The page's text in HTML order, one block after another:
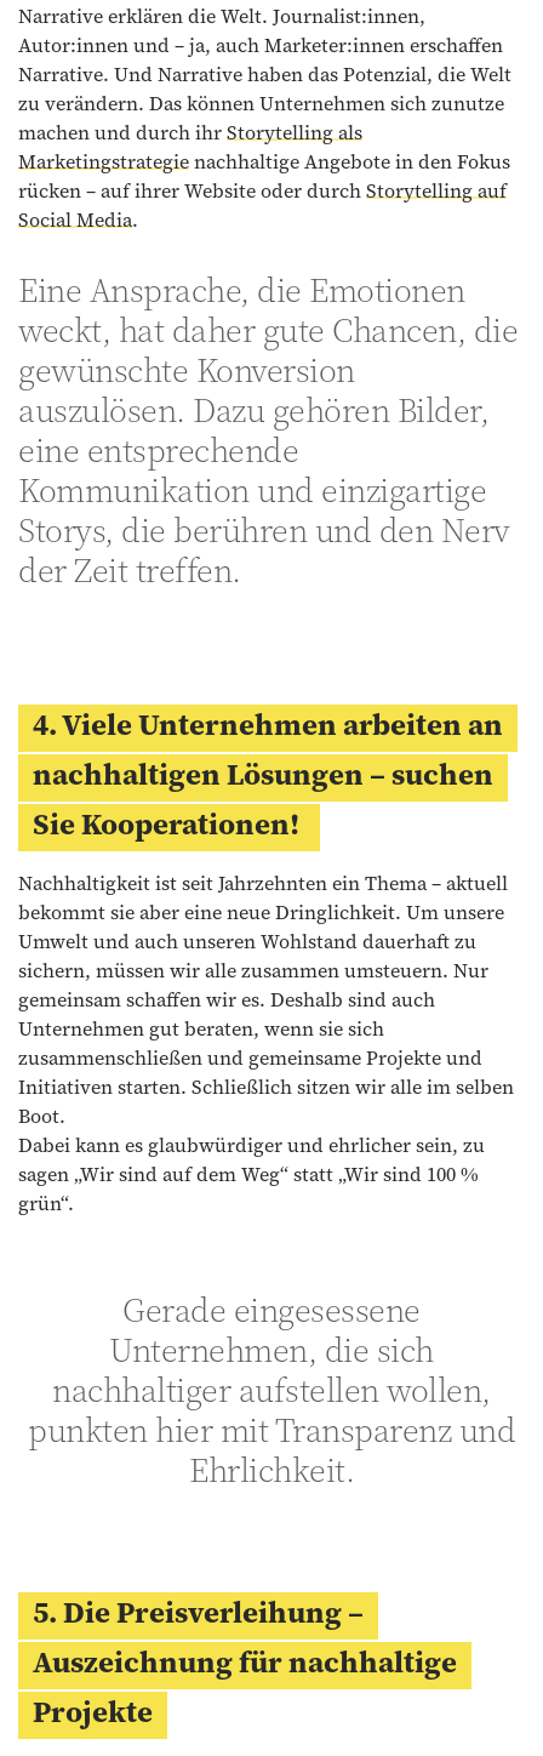
Narrative erklären die Welt. Journalist:innen,
Autor:innen und – ja, auch Marketer:innen erschaffen
Narrative. Und Narrative haben das Potenzial, die Welt
zu verändern. Das können Unternehmen sich zunutze
machen und durch ihrStorytelling als
Marketingstrategienachhaltige Angebote in den Fokus
rücken – auf ihrer Website oder durchStorytelling auf
Social Media.
Eine Ansprache, die Emotionen
weckt, hat daher gute Chancen, die
gewünschte Konversion
auszulösen. Dazu gehören Bilder,
eine entsprechende
Kommunikation und einzigartige
Storys, die berühren und den Nerv
der Zeit treffen.
4. Viele Unternehmen arbeiten an
nachhaltigen Lösungen – suchen
Sie Kooperationen!
Nachhaltigkeit ist seit Jahrzehnten ein Thema – aktuell
bekommt sie aber eine neue Dringlichkeit. Um unsere
Umwelt und auch unseren Wohlstand dauerhaft zu
sichern, müssen wir alle zusammen umsteuern. Nur
gemeinsam schaffen wir es. Deshalb sind auch
Unternehmen gut beraten, wenn sie sich
zusammenschließen und gemeinsame Projekte und
Initiativen starten. Schließlich sitzen wir alle im selben
Boot.
Dabei kann es glaubwürdiger und ehrlicher sein, zu
sagen „Wir sind auf dem Weg“ statt „Wir sind 100 %
grün“.
Gerade eingesessene
Unternehmen, die sich
nachhaltiger aufstellen wollen,
punkten hier mit Transparenz und
Ehrlichkeit.
5. Die Preisverleihung –
Auszeichnung für nachhaltige
Projekte